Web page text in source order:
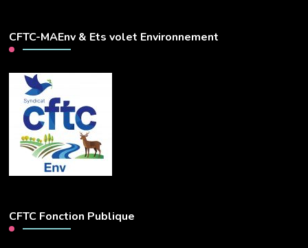
CFTC-MAEnv & Ets volet Environnement
CFTC Fonction Publique